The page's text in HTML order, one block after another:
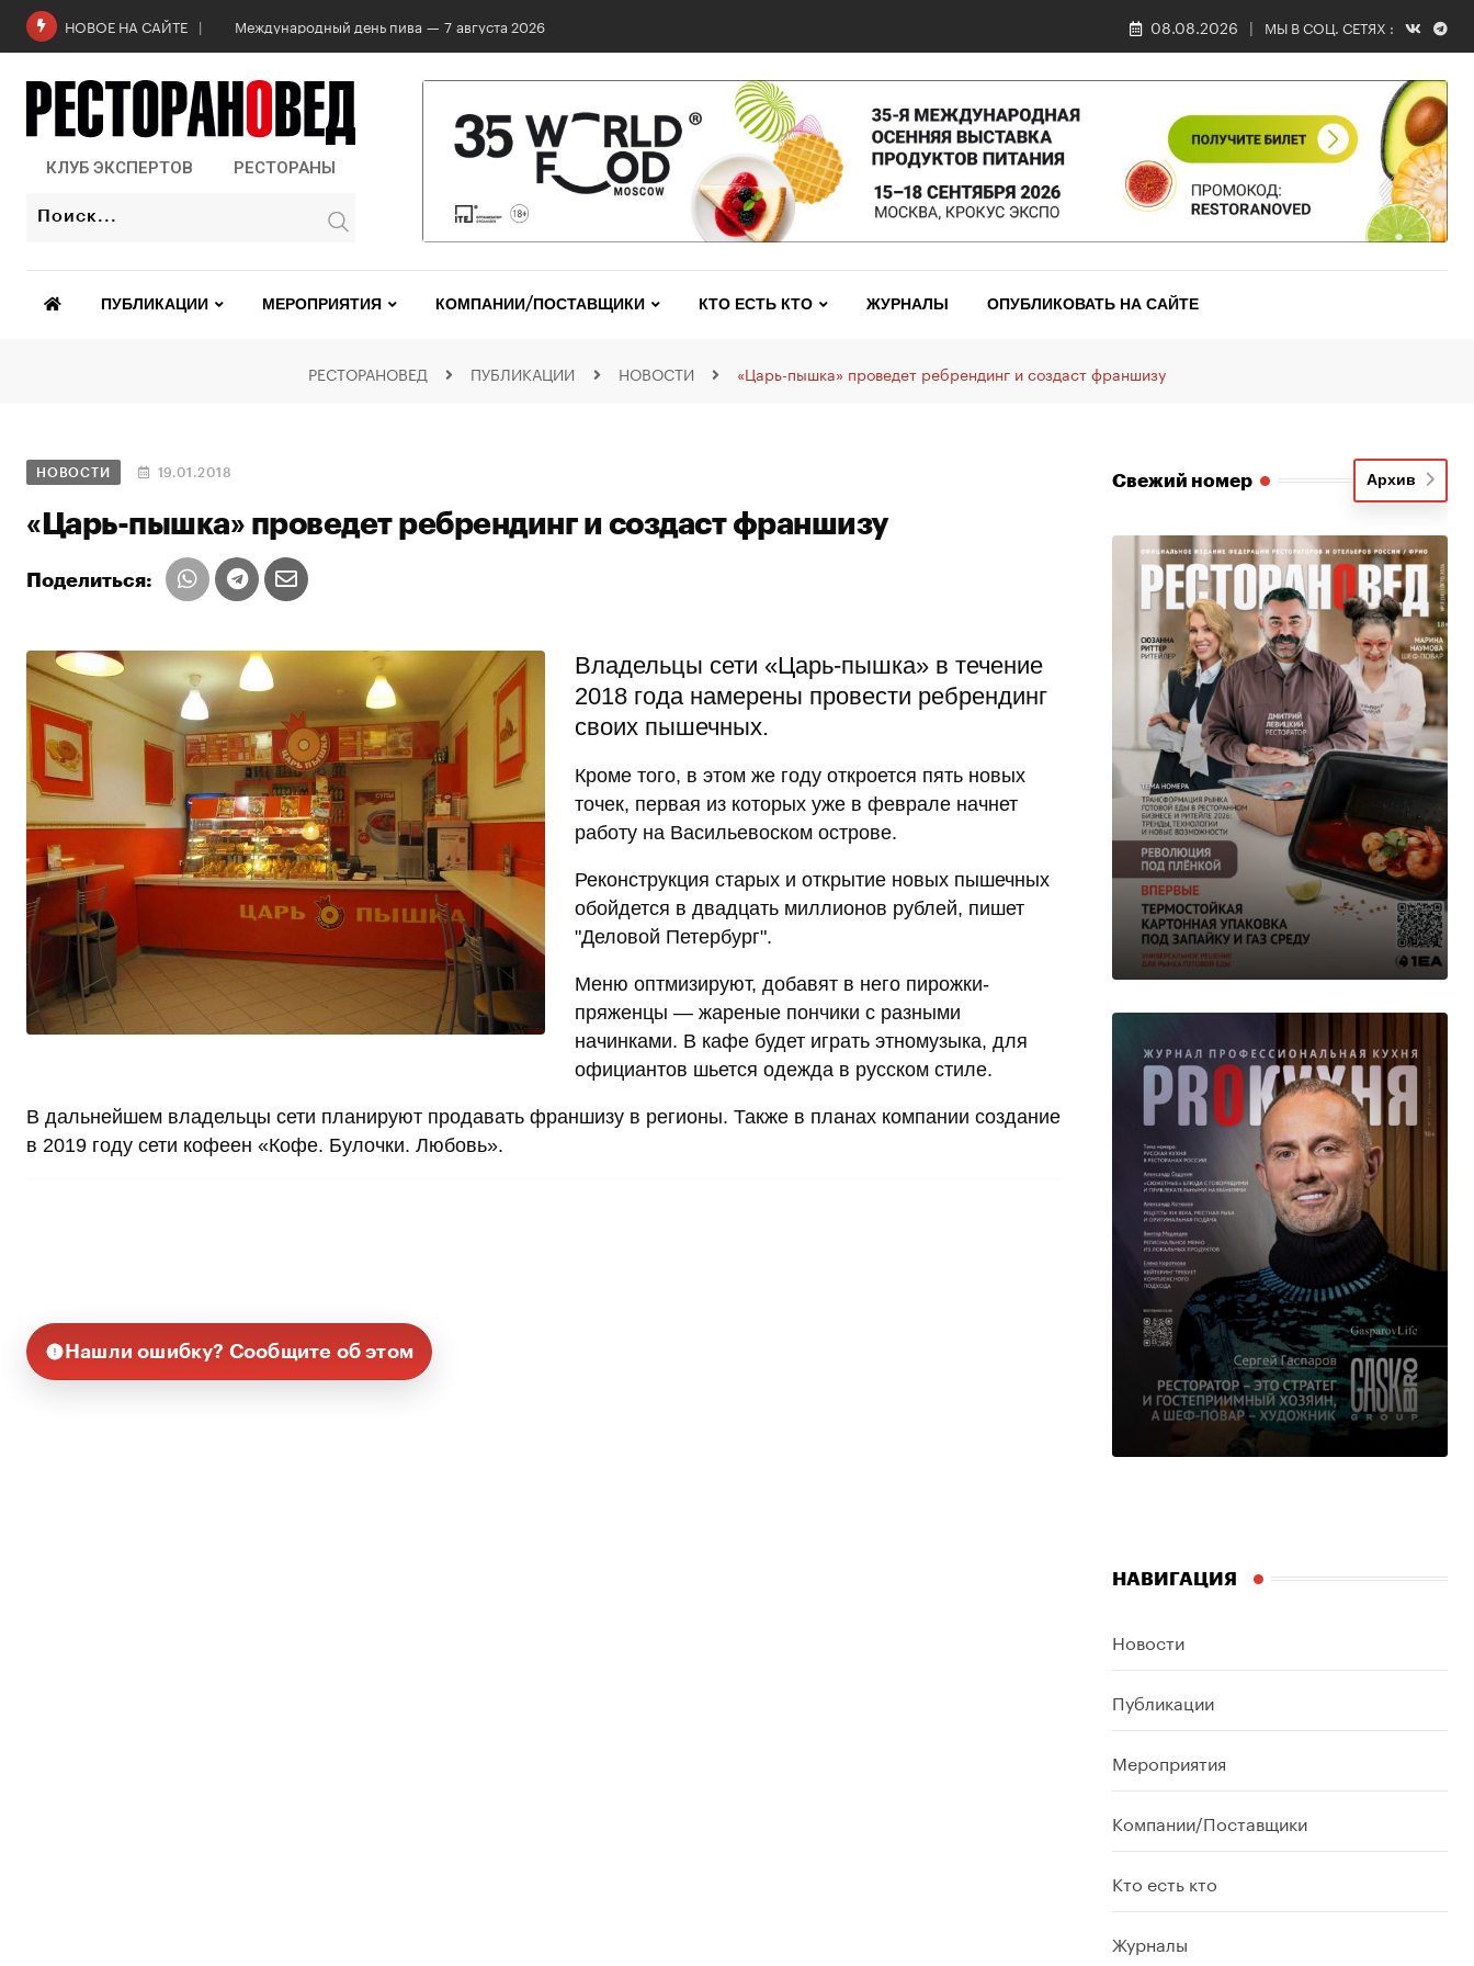
НОВОЕ НА САЙТЕ Международный день пива — 7 августа 2026 08.08.2026 МЫ В СОЦ. СЕТЯХ :
КЛУБ ЭКСПЕРТОВ РЕСТОРАНЫ
ПУБЛИКАЦИИ МЕРОПРИЯТИЯ КОМПАНИИ/ПОСТАВЩИКИ КТО ЕСТЬ КТО ЖУРНАЛЫ ОПУБЛИКОВАТЬ НА САЙТЕ
РЕСТОРАНОВЕД ПУБЛИКАЦИИ НОВОСТИ «Царь-пышка» проведет ребрендинг и создаст франшизу
НОВОСТИ 19.01.2018
«Царь-пышка» проведет ребрендинг и создаст франшизу
Поделиться:
Владельцы сети «Царь-пышка» в течение
2018 года намерены провести ребрендинг
своих пышечных.
Кроме того, в этом же году откроется пять новых
точек, первая из которых уже в феврале начнет
работу на Васильевоском острове.
Реконструкция старых и открытие новых пышечных
обойдется в двадцать миллионов рублей, пишет
"Деловой Петербург".
Меню оптмизируют, добавят в него пирожки-
пряженцы — жареные пончики с разными
начинками. В кафе будет играть этномузыка, для
официантов шьется одежда в русском стиле.
В дальнейшем владельцы сети планируют продавать франшизу в регионы. Также в планах компании создание
в 2019 году сети кофеен «Кофе. Булочки. Любовь».
Нашли ошибку? Сообщите об этом
Свежий номер Архив
НАВИГАЦИЯ
Новости
Публикации
Мероприятия
Компании/Поставщики
Кто есть кто
Журналы